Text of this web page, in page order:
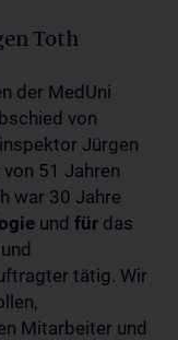
Toth
der MedUni
von
Jürgen
51 Jahren
war 30 Jahre
und für das
und
tätig. Wir
Mitarbeiter und